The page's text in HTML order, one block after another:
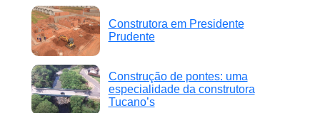
Construtora em Presidente
Prudente
Construção de pontes: uma
especialidade da construtora
Tucano’s